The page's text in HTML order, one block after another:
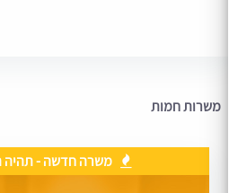
משרות חמות
משרה חדשה - תהיה